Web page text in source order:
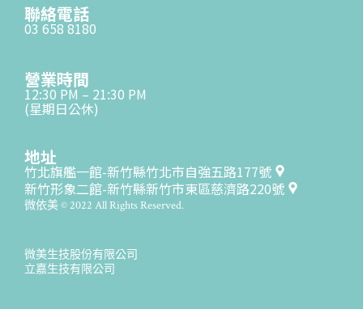
聯絡電話
03 658 8180
營業時間
12:30 PM – 21:30 PM
(星期日公休)
地址
竹北旗艦一館-新竹縣竹北市自強五路177號
新竹形象二館-新竹縣新竹市東區慈濟路220號
微依美 © 2022 All Rights Reserved.
微美生技股份有限公司
立嘉生技有限公司